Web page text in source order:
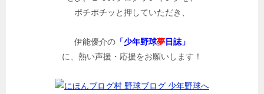
ポチポチッと押していただき、
伊能優介の 「少年野球夢日誌」
に、熱い声援・応援をお願いします！